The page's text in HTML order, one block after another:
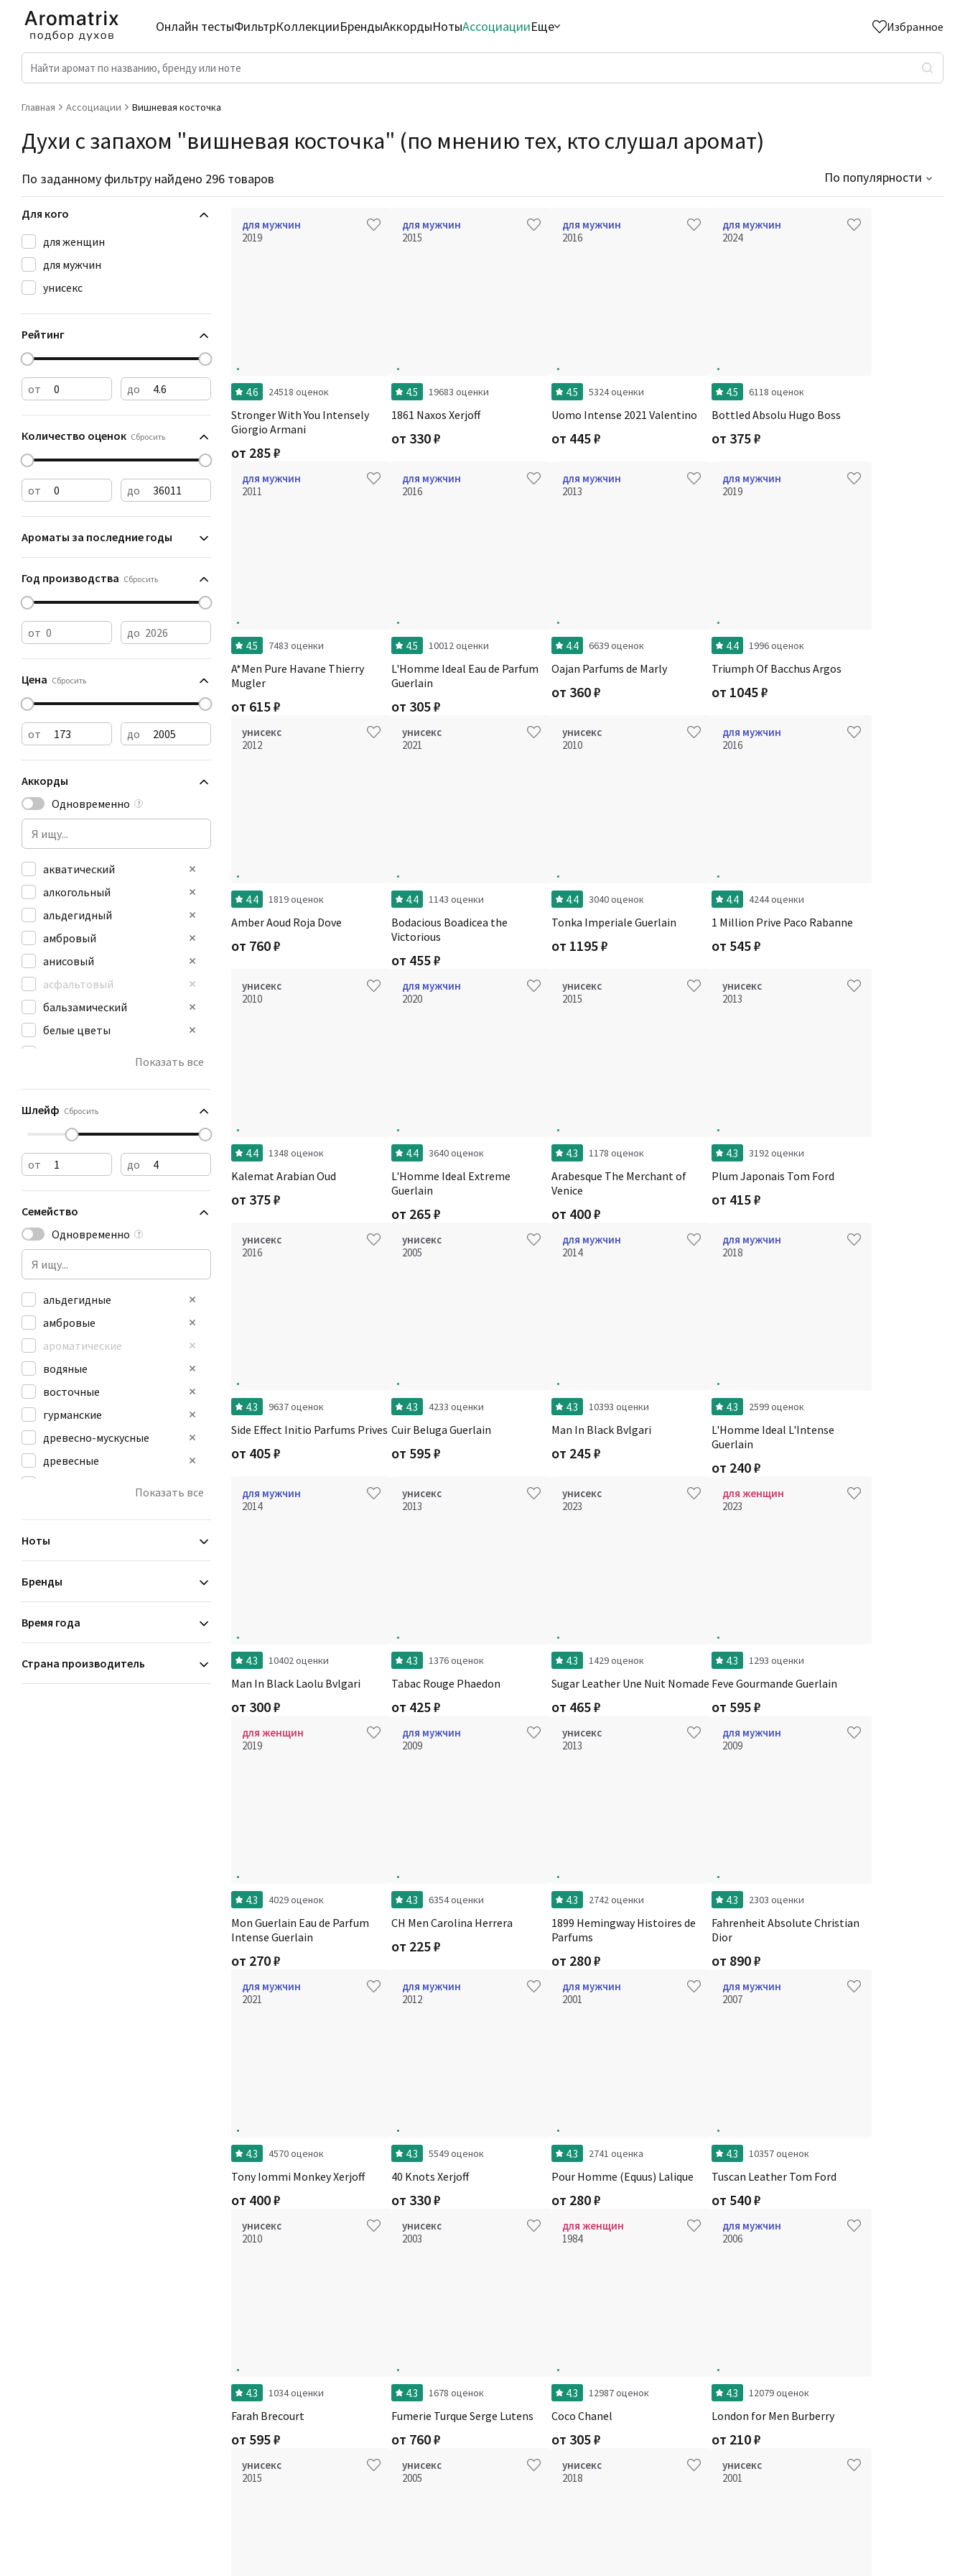
Онлайн тестыФильтрКоллекцииБрендыАккордыНотыАссоциацииЕще Избранное
Главная Ассоциации Вишневая косточка
Духи с запахом "вишневая косточка" (по мнению тех, кто слушал аромат)
По заданному фильтру найдено 296 товаров По популярности
Для кого
для женщин
для мужчин
унисекс
Рейтинг
от до
Количество оценок Сбросить
от до
Ароматы за последние годы
Год производства Сбросить
от до
Цена Сбросить
от до
Аккорды
Одновременно
?
акватический
алкогольный
альдегидный
амбровый
анисовый
асфальтовый
бальзамический
белые цветы
Показать все
Шлейф Сбросить
от до
Семейство
Одновременно
?
альдегидные
амбровые
ароматические
водяные
восточные
гурманские
древесно-мускусные
древесные
Показать все
Ноты
Бренды
Время года
Страна производитель
для мужчин
2019
4.6 24518 оценок
Stronger With You Intensely
Giorgio Armani
от 285₽
для мужчин
2015
4.5 19683 оценки
1861 Naxos Xerjoff
от 330₽
для мужчин
2016
4.5 5324 оценки
Uomo Intense 2021 Valentino
от 445₽
для мужчин
2024
4.5 6118 оценок
Bottled Absolu Hugo Boss
от 375₽
для мужчин
2011
4.5 7483 оценки
A*Men Pure Havane Thierry
Mugler
от 615₽
для мужчин
2016
4.5 10012 оценки
L'Homme Ideal Eau de Parfum
Guerlain
от 305₽
для мужчин
2013
4.4 6639 оценок
Oajan Parfums de Marly
от 360₽
для мужчин
2019
4.4 1996 оценок
Triumph Of Bacchus Argos
от 1045₽
унисекс
2012
4.4 1819 оценок
Amber Aoud Roja Dove
от 760₽
унисекс
2021
4.4 1143 оценки
Bodacious Boadicea the
Victorious
от 455₽
унисекс
2010
4.4 3040 оценок
Tonka Imperiale Guerlain
от 1195₽
для мужчин
2016
4.4 4244 оценки
1 Million Prive Paco Rabanne
от 545₽
унисекс
2010
4.4 1348 оценок
Kalemat Arabian Oud
от 375₽
для мужчин
2020
4.4 3640 оценок
L'Homme Ideal Extreme
Guerlain
от 265₽
унисекс
2015
4.3 1178 оценок
Arabesque The Merchant of
Venice
от 400₽
унисекс
2013
4.3 3192 оценки
Plum Japonais Tom Ford
от 415₽
унисекс
2016
4.3 9637 оценок
Side Effect Initio Parfums Prives
от 405₽
унисекс
2005
4.3 4233 оценки
Cuir Beluga Guerlain
от 595₽
для мужчин
2014
4.3 10393 оценки
Man In Black Bvlgari
от 245₽
для мужчин
2018
4.3 2599 оценок
L'Homme Ideal L'Intense
Guerlain
от 240₽
для мужчин
2014
4.3 10402 оценки
Man In Black Laolu Bvlgari
от 300₽
унисекс
2013
4.3 1376 оценок
Tabac Rouge Phaedon
от 425₽
унисекс
2023
4.3 1429 оценок
Sugar Leather Une Nuit Nomade
от 465₽
для женщин
2023
4.3 1293 оценки
Feve Gourmande Guerlain
от 595₽
для женщин
2019
4.3 4029 оценок
Mon Guerlain Eau de Parfum
Intense Guerlain
от 270₽
для мужчин
2009
4.3 6354 оценки
CH Men Carolina Herrera
от 225₽
унисекс
2013
4.3 2742 оценки
1899 Hemingway Histoires de
Parfums
от 280₽
для мужчин
2009
4.3 2303 оценки
Fahrenheit Absolute Christian
Dior
от 890₽
для мужчин
2021
4.3 4570 оценок
Tony Iommi Monkey Xerjoff
от 400₽
для мужчин
2012
4.3 5549 оценок
40 Knots Xerjoff
от 330₽
для мужчин
2001
4.3 2741 оценка
Pour Homme (Equus) Lalique
от 280₽
для мужчин
2007
4.3 10357 оценок
Tuscan Leather Tom Ford
от 540₽
унисекс
2010
4.3 1034 оценки
Farah Brecourt
от 595₽
унисекс
2003
4.3 1678 оценок
Fumerie Turque Serge Lutens
от 760₽
для женщин
1984
4.3 12987 оценок
Coco Chanel
от 305₽
для мужчин
2006
4.3 12079 оценок
London for Men Burberry
от 210₽
унисекс
2015
унисекс
2005
унисекс
2018
унисекс
2001